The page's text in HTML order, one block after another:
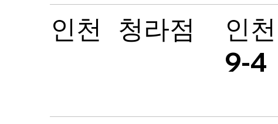
인천 청라점
인
9-4